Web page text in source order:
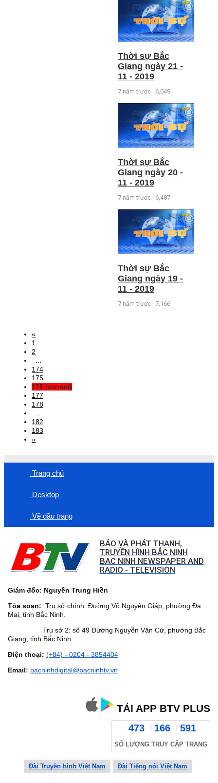
Thời sự Bắc
Giang ngày 21 -
11 - 2019
7 năm trước 6,049
Thời sự Bắc
Giang ngày 20 -
11 - 2019
7 năm trước 6,487
Thời sự Bắc
Giang ngày 19 -
11 - 2019
7 năm trước 7,166
«
1
2
174
175
176 (current)
177
178
182
183
»
Trang chủ
Desktop
Về đầu trang
BÁO VÀ PHÁT THANH,
TRUYỀN HÌNH BẮC NINH
BAC NINH NEWSPAPER AND
RADIO - TELEVISION
Giám đốc: Nguyễn Trung Hiền
Tòa soạn: Trụ sở chính: Đường Võ Nguyên Giáp, phường Đa
Mai, tỉnh Bắc Ninh.
Trụ sở 2: số 49 Đường Nguyễn Văn Cừ, phường Bắc
Giang, tỉnh Bắc Ninh
Điện thoại: (+84) - 0204 - 3854404
Email: bacninhdigital@bacninhtv.vn
TẢI APP BTV PLUS
473 166 591
SỐ LƯỢNG TRUY CẬP TRANG
Đài Truyền hình Việt Nam Đài Tiếng nói Việt Nam